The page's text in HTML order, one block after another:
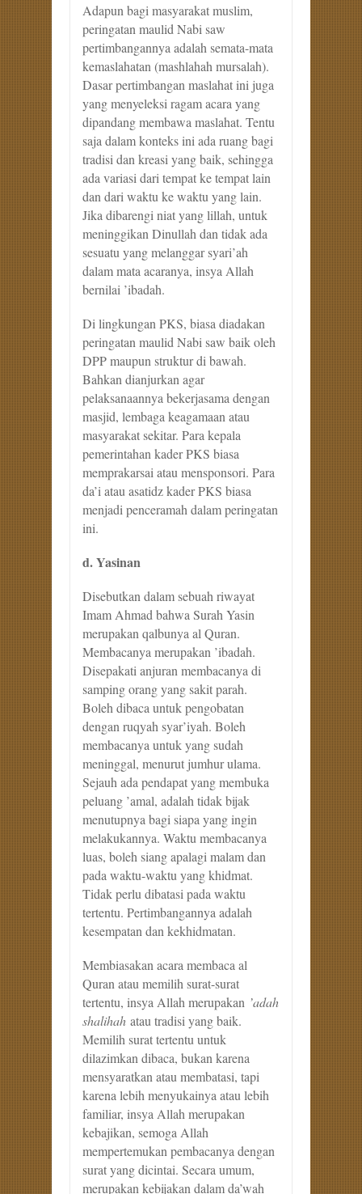
Adapun bagi masyarakat muslim,
peringatan maulid Nabi saw
pertimbangannya adalah semata-mata
kemaslahatan (mashlahah mursalah).
Dasar pertimbangan maslahat ini juga
yang menyeleksi ragam acara yang
dipandang membawa maslahat. Tentu
saja dalam konteks ini ada ruang bagi
tradisi dan kreasi yang baik, sehingga
ada variasi dari tempat ke tempat lain
dan dari waktu ke waktu yang lain.
Jika dibarengi niat yang lillah, untuk
meninggikan Dinullah dan tidak ada
sesuatu yang melanggar syari’ah
dalam mata acaranya, insya Allah
bernilai ’ibadah.
Di lingkungan PKS, biasa diadakan
peringatan maulid Nabi saw baik oleh
DPP maupun struktur di bawah.
Bahkan dianjurkan agar
pelaksanaannya bekerjasama dengan
masjid, lembaga keagamaan atau
masyarakat sekitar. Para kepala
pemerintahan kader PKS biasa
memprakarsai atau mensponsori. Para
da’i atau asatidz kader PKS biasa
menjadi penceramah dalam peringatan
ini.
d. Yasinan
Disebutkan dalam sebuah riwayat
Imam Ahmad bahwa Surah Yasin
merupakan qalbunya al Quran.
Membacanya merupakan ’ibadah.
Disepakati anjuran membacanya di
samping orang yang sakit parah.
Boleh dibaca untuk pengobatan
dengan ruqyah syar’iyah. Boleh
membacanya untuk yang sudah
meninggal, menurut jumhur ulama.
Sejauh ada pendapat yang membuka
peluang ’amal, adalah tidak bijak
menutupnya bagi siapa yang ingin
melakukannya. Waktu membacanya
luas, boleh siang apalagi malam dan
pada waktu-waktu yang khidmat.
Tidak perlu dibatasi pada waktu
tertentu. Pertimbangannya adalah
kesempatan dan kekhidmatan.
Membiasakan acara membaca al
Quran atau memilih surat-surat
tertentu, insya Allah merupakan ’adah
shalihah atau tradisi yang baik.
Memilih surat tertentu untuk
dilazimkan dibaca, bukan karena
mensyaratkan atau membatasi, tapi
karena lebih menyukainya atau lebih
familiar, insya Allah merupakan
kebajikan, semoga Allah
mempertemukan pembacanya dengan
surat yang dicintai. Secara umum,
merupakan kebijakan dalam da’wah